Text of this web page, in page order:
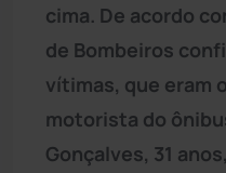
cima. De acordo
de Bombeiros
vítimas, que eram
motorista do
Gonçalves, 31